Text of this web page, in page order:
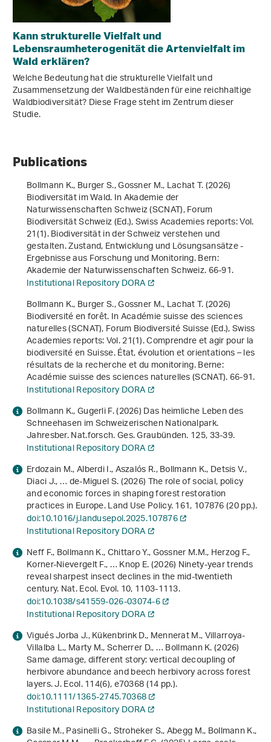
Kann strukturelle Vielfalt und
Lebensraumheterogenität die Artenvielfalt im
Wald erklären?
Welche Bedeutung hat die strukturelle Vielfalt und
Zusammensetzung der Waldbeständen für eine reichhaltige
Waldbiodiversität? Diese Frage steht im Zentrum dieser
Studie.
Publications
Bollmann K., Burger S., Gossner M., Lachat T. (2026)
Biodiversität im Wald. In Akademie der
Naturwissenschaften Schweiz (SCNAT), Forum
Biodiversität Schweiz (Ed.),Swiss Academies reports: Vol.
21(1).Biodiversität in der Schweiz verstehen und
gestalten. Zustand, Entwicklung und Lösungsansätze -
Ergebnisse aus Forschung und Monitoring. Bern:
Akademie der Naturwissenschaften Schweiz. 66-91.
Institutional Repository DORA
Bollmann K., Burger S., Gossner M., Lachat T. (2026)
Biodiversité en forêt. In Académie suisse des sciences
naturelles (SCNAT), Forum Biodiversité Suisse (Ed.),Swiss
Academies reports: Vol. 21(1).Comprendre et agir pour la
biodiversité en Suisse. État, évolution et orientations – les
résultats de la recherche et du monitoring. Berne:
Académie suisse des sciences naturelles (SCNAT). 66-91.
Institutional Repository DORA
Bollmann K., Gugerli F. (2026) Das heimliche Leben des
Schneehasen im Schweizerischen Nationalpark.
Jahresber. Nat.forsch. Ges. Graubünden.125, 33-39.
Institutional Repository DORA
Erdozain M., Alberdi I., Aszalós R., Bollmann K., Detsis V.,
Diaci J., … de-Miguel S. (2026) The role of social, policy
and economic forces in shaping forest restoration
practices in Europe. Land Use Policy.161, 107876 (20 pp.).
doi:10.1016/j.landusepol.2025.107876
Institutional Repository DORA
Neff F., Bollmann K., Chittaro Y., Gossner M.M., Herzog F.,
Korner-Nievergelt F., … Knop E. (2026) Ninety-year trends
reveal sharpest insect declines in the mid-twentieth
century. Nat. Ecol. Evol.10, 1103-1113.
doi:10.1038/s41559-026-03074-6
Institutional Repository DORA
Vigués Jorba J., Kükenbrink D., Mennerat M., Villarroya‐
Villalba L., Marty M., Scherrer D., … Bollmann K. (2026)
Same damage, different story: vertical decoupling of
herbivore abundance and beech herbivory across forest
layers. J. Ecol.114(6), e70368 (14 pp.).
doi:10.1111/1365-2745.70368
Institutional Repository DORA
Basile M., Pasinelli G., Stroheker S., Abegg M., Bollmann K.,